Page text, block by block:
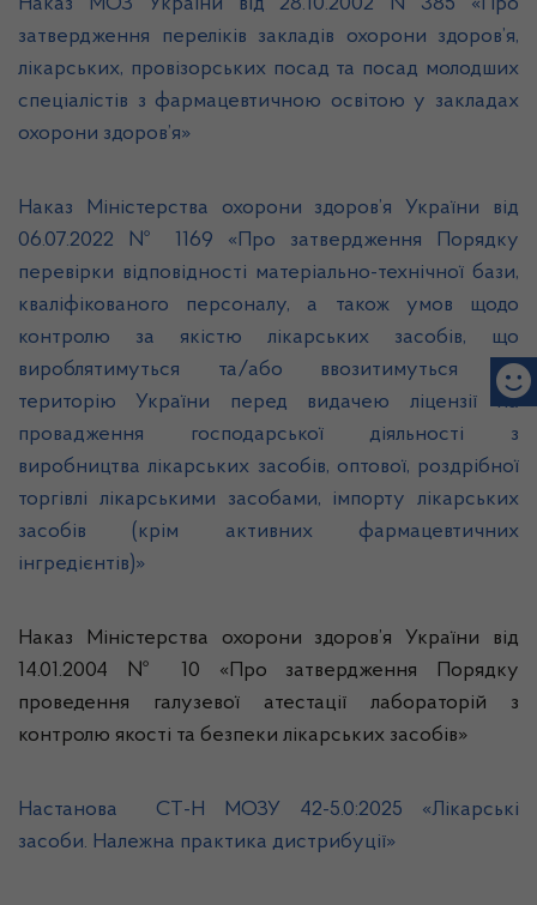
Наказ МОЗ України від 28.10.2002 N 385 «Про
затвердження переліків закладів охорони здоров’я,
лікарських, провізорських посад та посад молодших
спеціалістів з фармацевтичною освітою у закладах
охорони здоров’я»
Наказ Міністерства охорони здоров’я України від
06.07.2022 № 1169 «Про затвердження Порядку
перевірки відповідності матеріально-технічної бази,
кваліфікованого персоналу, а також умов щодо
контролю за якістю лікарських засобів, що
вироблятимуться та/або ввозитимуться на
територію України перед видачею ліцензії на
провадження господарської діяльності з
виробництва лікарських засобів, оптової, роздрібної
торгівлі лікарськими засобами, імпорту лікарських
засобів (крім активних фармацевтичних
інгредієнтів)»
Наказ Міністерства охорони здоров’я України від
14.01.2004 № 10 «Про затвердження Порядку
проведення галузевої атестації лабораторій з
контролю якості та безпеки лікарських засобів»
Настанова СТ-Н МОЗУ 42-5.0:2025 «Лікарські
засоби. Належна практика дистрибуції»